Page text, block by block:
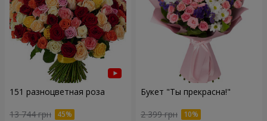
151 разноцветная роза
13 744 грн
Букет "Ты прекрасна!"
2 399 грн